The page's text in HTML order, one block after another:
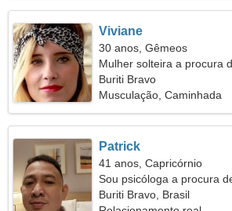
Viviane
30 anos, Gêmeos
Mulher solteira a procura
Buriti Bravo
Musculação, Caminhada
Patrick
41 anos, Capricórnio
Sou psicóloga a procura
fantástica
Buriti Bravo, Brasil